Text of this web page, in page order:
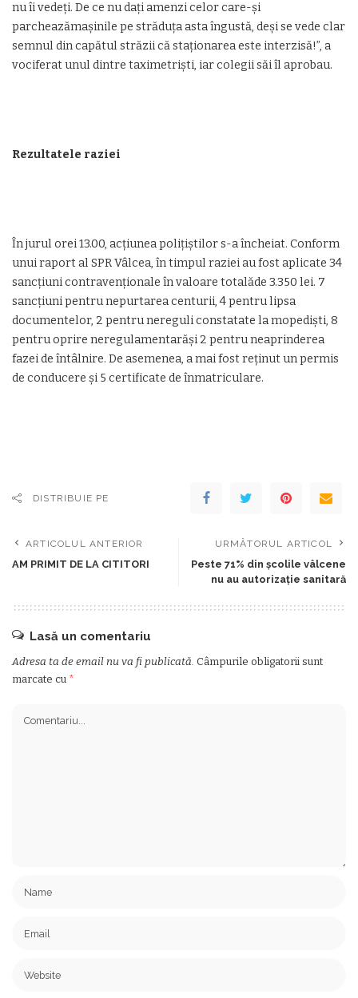
nu îi vedeți. De ce nu dați amenzi celor care-și
parcheazămașinile pe străduța asta îngustă, deși se vede clar
semnul din capătul străzii că staționarea este interzisă!”, a
vociferat unul dintre taximetriști, iar colegii săi îl aprobau.
Rezultatele raziei
În jurul orei 13.00, acțiunea polițiștilor s-a încheiat. Conform
unui raport al SPR Vâlcea, în timpul raziei au fost aplicate 34
sancțiuni contravenționale în valoare totalăde 3.350 lei. 7
sancțiuni pentru nepurtarea centurii, 4 pentru lipsa
documentelor, 2 pentru nereguli constatate la mopediști, 8
pentru oprire neregulamentarăși 2 pentru neaprinderea
fazei de întâlnire. De asemenea, a mai fost reținut un permis
de conducere și 5 certificate de înmatriculare.
DISTRIBUIE PE
ARTICOLUL ANTERIOR
AM PRIMIT DE LA CITITORI
URMĂTORUL ARTICOL
Peste 71% din școlile vâlcene
nu au autorizație sanitară
Lasă un comentariu
Adresa ta de email nu va fi publicată. Câmpurile obligatorii sunt
marcate cu *